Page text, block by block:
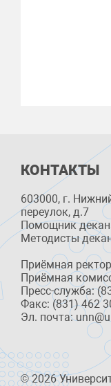
КОНТАКТЫ
603000, г.
переулок, д.7
Помощник
Методисты
Приёмная
Приёмная
Пресс-служба:
Факс: (831) 462
Эл. почта:
© 2026